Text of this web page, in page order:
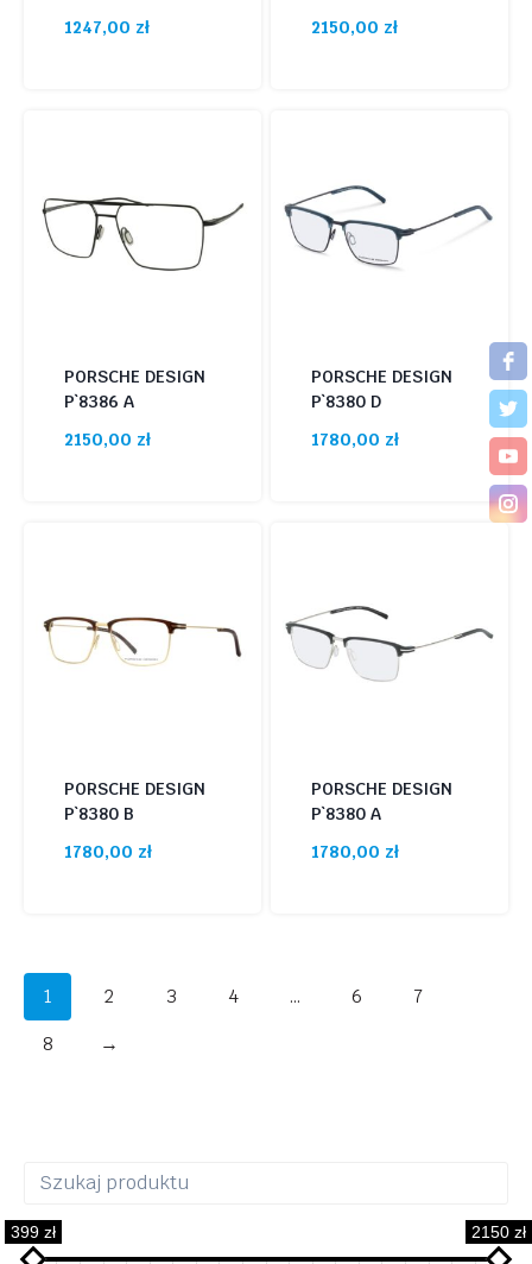
1247,00 zł
2150,00 zł
PORSCHE DESIGN
P`8386 A
2150,00 zł
PORSCHE DESIGN
P`8380 D
1780,00 zł
PORSCHE DESIGN
P`8380 B
1780,00 zł
PORSCHE DESIGN
P`8380 A
1780,00 zł
1 2 3 4 … 6
7
8
→
399 zł 2150 zł